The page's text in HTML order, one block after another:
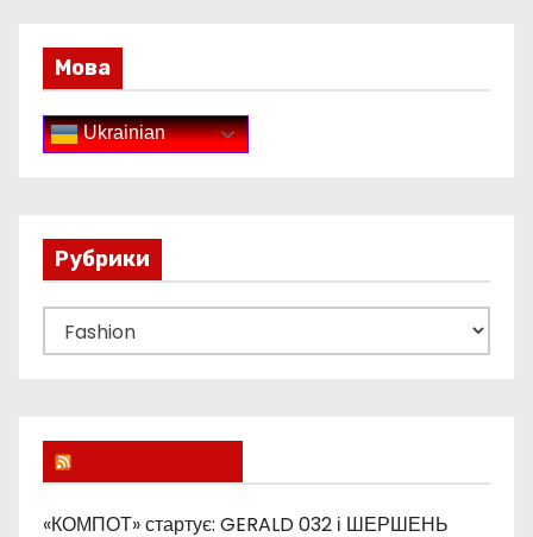
н
а
и
я
з
и
Мова
Ukrainian
Рубрики
у
к
и
«КОМПОТ» стартує: GERALD 032 і ШЕРШЕНЬ